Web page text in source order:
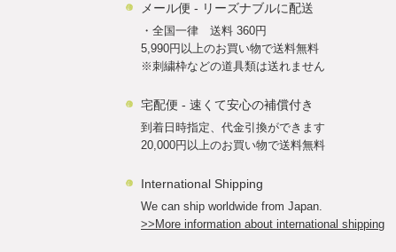
メール便 - リーズナブルに配送
・全国一律 送料 360円
5,990円以上のお買い物で送料無料
※刺繍枠などの道具類は送れません
宅配便 - 速くて安心の補償付き
到着日時指定、代金引換ができます
20,000円以上のお買い物で送料無料
International Shipping
We can ship worldwide from Japan.
>>More information about international shipping